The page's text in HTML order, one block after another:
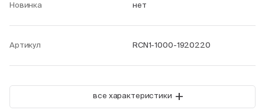
Новинка нет
Артикул RCN1-1000-1920220
все характеристики +